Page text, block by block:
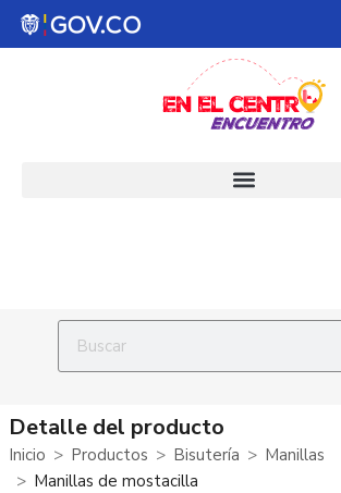
Detalle del producto
Inicio Productos Bisutería
Manillas
Manillas de mostacilla